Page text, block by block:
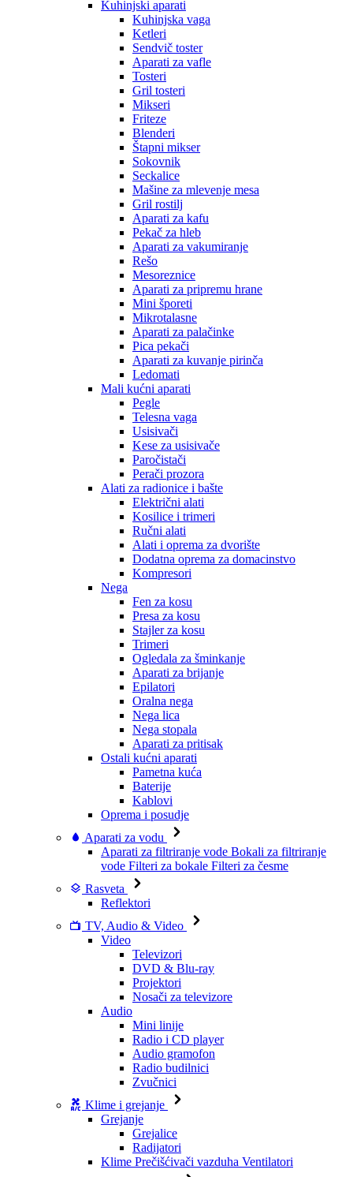
Kuhinjski aparati
Kuhinjska vaga
Ketleri
Sendvič toster
Aparati za vafle
Tosteri
Gril tosteri
Mikseri
Friteze
Blenderi
Štapni mikser
Sokovnik
Seckalice
Mašine za mlevenje mesa
Gril rostilj
Aparati za kafu
Pekač za hleb
Aparati za vakumiranje
Rešo
Mesoreznice
Aparati za pripremu hrane
Mini šporeti
Mikrotalasne
Aparati za palačinke
Pica pekači
Aparati za kuvanje pirinča
Ledomati
Mali kućni aparati
Pegle
Telesna vaga
Usisivači
Kese za usisivače
Paročistači
Perači prozora
Alati za radionice i bašte
Električni alati
Kosilice i trimeri
Ručni alati
Alati i oprema za dvorište
Dodatna oprema za domacinstvo
Kompresori
Nega
Fen za kosu
Presa za kosu
Stajler za kosu
Trimeri
Ogledala za šminkanje
Aparati za brijanje
Epilatori
Oralna nega
Nega lica
Nega stopala
Aparati za pritisak
Ostali kućni aparati
Pametna kuća
Baterije
Kablovi
Oprema i posudje
Aparati za vodu
Aparati za filtriranje vode Bokali za filtriranje
vode Filteri za bokale Filteri za česme
Rasveta
Reflektori
TV, Audio & Video
Video
Televizori
DVD & Blu-ray
Projektori
Nosači za televizore
Audio
Mini linije
Radio i CD player
Audio gramofon
Radio budilnici
Zvučnici
Klime i grejanje
Grejanje
Grejalice
Radijatori
Klime Prečišćivači vazduha Ventilatori